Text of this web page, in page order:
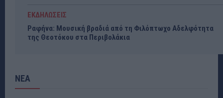
ΕΚΔΗΛΩΣΕΙΣ
Ραφήνα: Μουσική βραδιά από τη Φιλόπτωχο Αδελφότητα
της Θεοτόκου στα Περιβολάκια
ΝΕΑ